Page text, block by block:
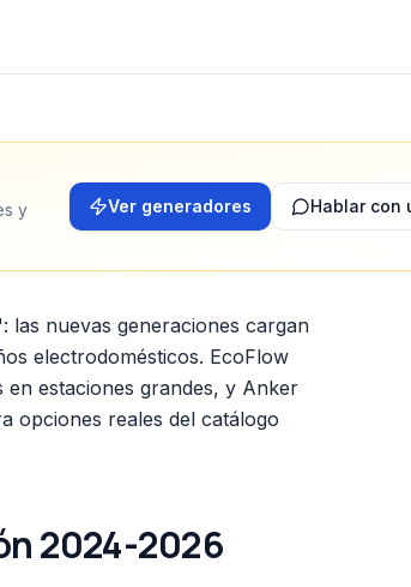
y
Ver generadores Hablar con
nuevas generaciones cargan
electrodomésticos. EcoFlow
estaciones grandes, y Anker
opciones reales del catálogo
2024-2026